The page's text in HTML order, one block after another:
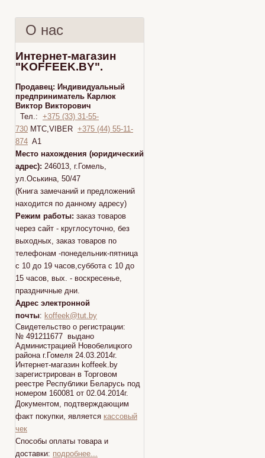
О нас
Интернет-магазин
"KOFFEEK.BY".
Продавец: Индивидуальный
предприниматель Карлюк
Виктор Викторович
Тел.: +375 (33) 31-55-
730 МТС,VIBER +375 (44) 55-11-
874 A1
Место нахождения (юридический
адрес): 246013, г.Гомель,
ул.Оськина, 50/47
(Книга замечаний и предложений
находится по данному адресу)
Режим работы: заказ товаров
через сайт - круглосуточно, без
выходных, заказ товаров по
телефонам -понедельник-пятница
с 10 до 19 часов,суббота с 10 до
15 часов, вых. - воскресенье,
праздничные дни.
Адрес электронной
почты: koffeek@tut.by
Свидетельство о регистрации:
№ 491211677 выдано
Администрацией Новобелицкого
района г.Гомеля 24.03.2014г.
Интернет-магазин koffeek.by
зарегистрирован в Торговом
реестре Республики Беларусь под
номером 160081 от 02.04.2014г.
Документом, подтверждающим
факт покупки, является кассовый
чек
Способы оплаты товара и
доставки: подробнее...